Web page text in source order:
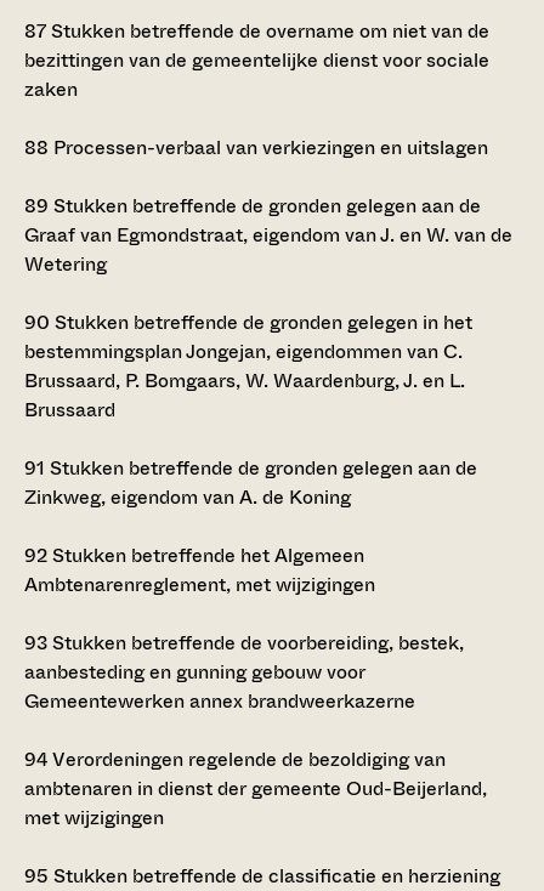
87Stukken betreffende de overname om niet van de
bezittingen van de gemeentelijke dienst voor sociale
zaken
88 Processen-verbaal van verkiezingen en uitslagen
89 Stukken betreffende de gronden gelegen aan de
Graaf van Egmondstraat, eigendom van J. en W. van de
Wetering
90 Stukken betreffende de gronden gelegen in het
bestemmingsplan Jongejan, eigendommen van C.
Brussaard, P. Bomgaars, W. Waardenburg, J. en L.
Brussaard
91 Stukken betreffende de gronden gelegen aan de
Zinkweg, eigendom van A. de Koning
92Stukken betreffende het Algemeen
Ambtenarenreglement, met wijzigingen
93Stukken betreffende de voorbereiding, bestek,
aanbesteding en gunning gebouw voor
Gemeentewerken annex brandweerkazerne
94Verordeningen regelende de bezoldiging van
ambtenaren in dienst der gemeente Oud-Beijerland,
met wijzigingen
95 Stukken betreffende de classificatie en herziening